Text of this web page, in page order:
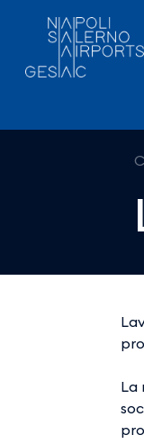
Salta al contenuto
La